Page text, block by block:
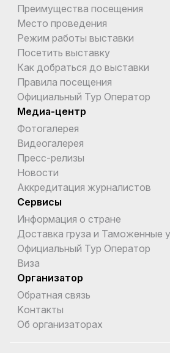
Преимущества посещения
Место проведения
Режим работы выставки
Посетить выставку
Как добраться до выставки
Правила посещения
Официальный Тур Оператор
Медиа-центр
Фотогалерея
Видеогалерея
Пресс-релизы
Новости
Аккредитация журналистов
Сервисы
Информация о стране
Доставка груза и Таможенные
Официальный Тур Оператор
Виза
Организатор
Обратная связь
Kонтакты
Об организаторах